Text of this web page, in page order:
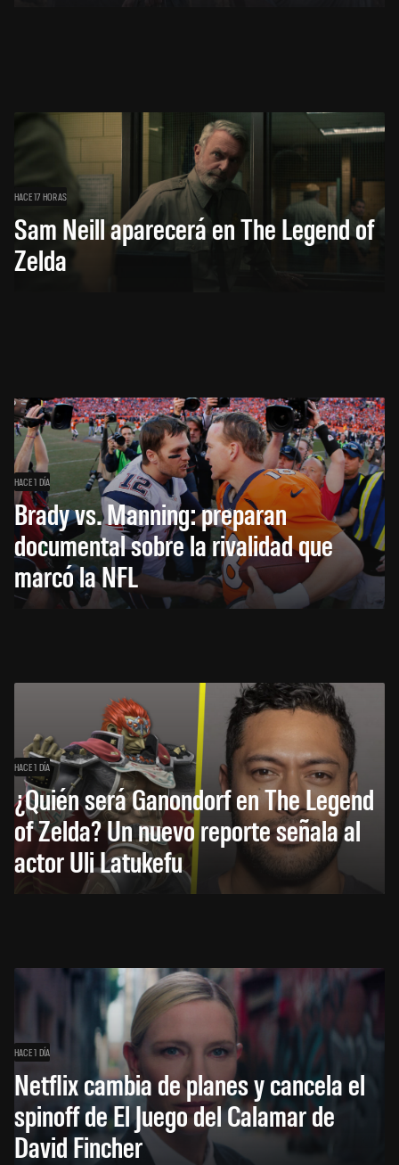
HACE 17 HORAS
Sam Neill aparecerá en The Legend of
Zelda
HACE 1 DÍA
Brady vs. Manning: preparan
documental sobre la rivalidad que
marcó la NFL
HACE 1 DÍA
¿Quién será Ganondorf en The Legend
of Zelda? Un nuevo reporte señala al
actor Uli Latukefu
HACE 1 DÍA
Netflix cambia de planes y cancela el
spinoff de El Juego del Calamar de
David Fincher